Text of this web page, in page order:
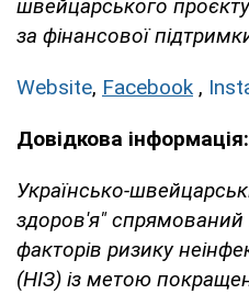
швейцарського
за фінансової
Website, Facebook ,
Довідкова інформація:
Українсько-
здоров'я"
факторів ризику
(НІЗ) із метою